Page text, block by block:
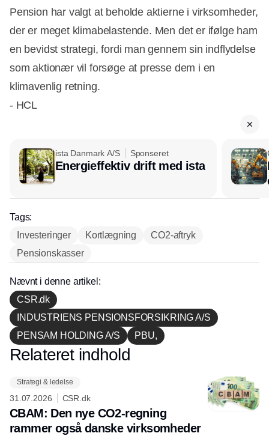
Pension har valgt at beholde aktierne i virksomheder,
der er meget klimabelastende. Men det er ifølge ham
en bevidst strategi, fordi man gennem sin indflydelse
som aktionær vil forsøge at presse dem i en
klimavenlig retning.
- HCL
ista Danmark A/S Sponseret
Energieffektiv drift med ista
Tags:
Investeringer
Kortlægning
CO2-aftryk
Pensionskasser
Nævnt i denne artikel:
CSR.dk
INDUSTRIENS PENSIONSFORSIKRING A/S
PENSAM HOLDING A/S
PBU,
Annonce
Relateret indhold
Strategi & ledelse
31.07.2026 CSR.dk
CBAM: Den nye CO2-regning
rammer også danske virksomheder